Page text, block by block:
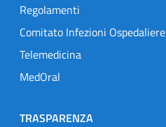
Regolamenti
Comitato Infezioni Ospedaliere
Telemedicina
MedOral
TRASPARENZA